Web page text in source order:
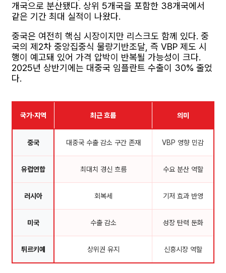
개국으로 분산됐다. 상위 5개국을 포함한 38개국에서
같은 기간 최대 실적이 나왔다.
중국은 여전히 핵심 시장이지만 리스크도 함께 있다. 중
국의 제2차 중앙집중식 물량기반조달, 즉 VBP 제도 시
행이 예고돼 있어 가격 압박이 반복될 가능성이 크다.
2025년 상반기에는 대중국 임플란트 수출이 30% 줄었
다.
국가·지역 최근 흐름 의미
중국 대중국 수출 감소 구간 존재 VBP 영향 민감
유럽연합 최대치 경신 흐름 수요 분산 역할
러시아 회복세 기저 효과 반영
미국 수출 감소 성장 탄력 둔화
튀르키예 상위권 유지 신흥시장 역할